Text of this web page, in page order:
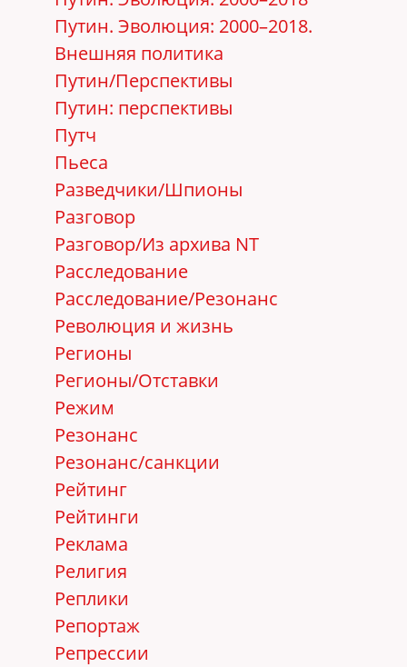
Путин. Эволюция: 2000–2018.
Внешняя политика
Путин/Перспективы
Путин: перспективы
Путч
Пьеса
Разведчики/Шпионы
Разговор
Разговор/Из архива NT
Расследование
Расследование/Резонанс
Революция и жизнь
Регионы
Регионы/Отставки
Режим
Резонанс
Резонанс/санкции
Рейтинг
Рейтинги
Реклама
Религия
Реплики
Репортаж
Репрессии